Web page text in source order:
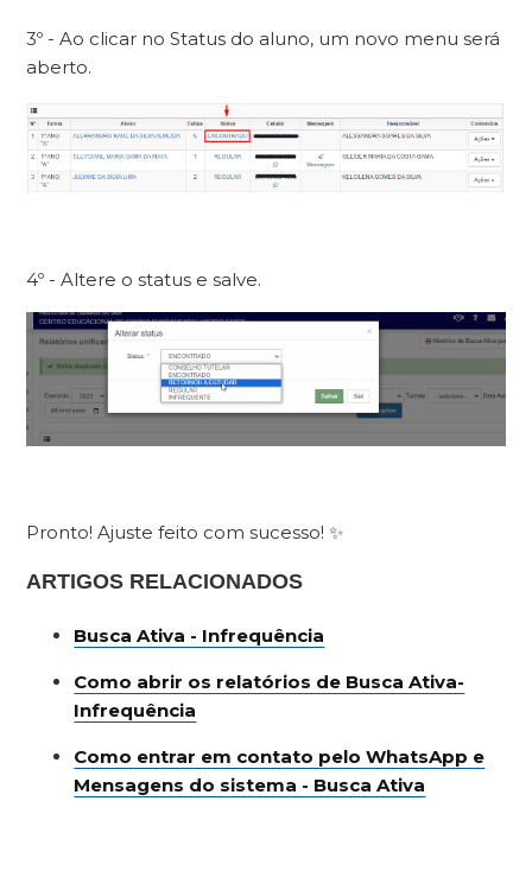
3º - Ao clicar no Status do aluno, um novo menu será
aberto.
4º - Altere o status e salve.
Pronto! Ajuste feito com sucesso! ✨
ARTIGOS RELACIONADOS
Busca Ativa - Infrequência
Como abrir os relatórios de Busca Ativa-
Infrequência
Como entrar em contato pelo WhatsApp e
Mensagens do sistema - Busca Ativa